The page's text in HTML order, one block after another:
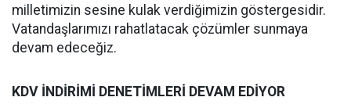
milletimizin sesine kulak verdiğimizin göstergesidir.
Vatandaşlarımızı rahatlatacak çözümler sunmaya
devam edeceğiz.
KDV İNDİRİMİ DENETİMLERİ DEVAM EDİYOR